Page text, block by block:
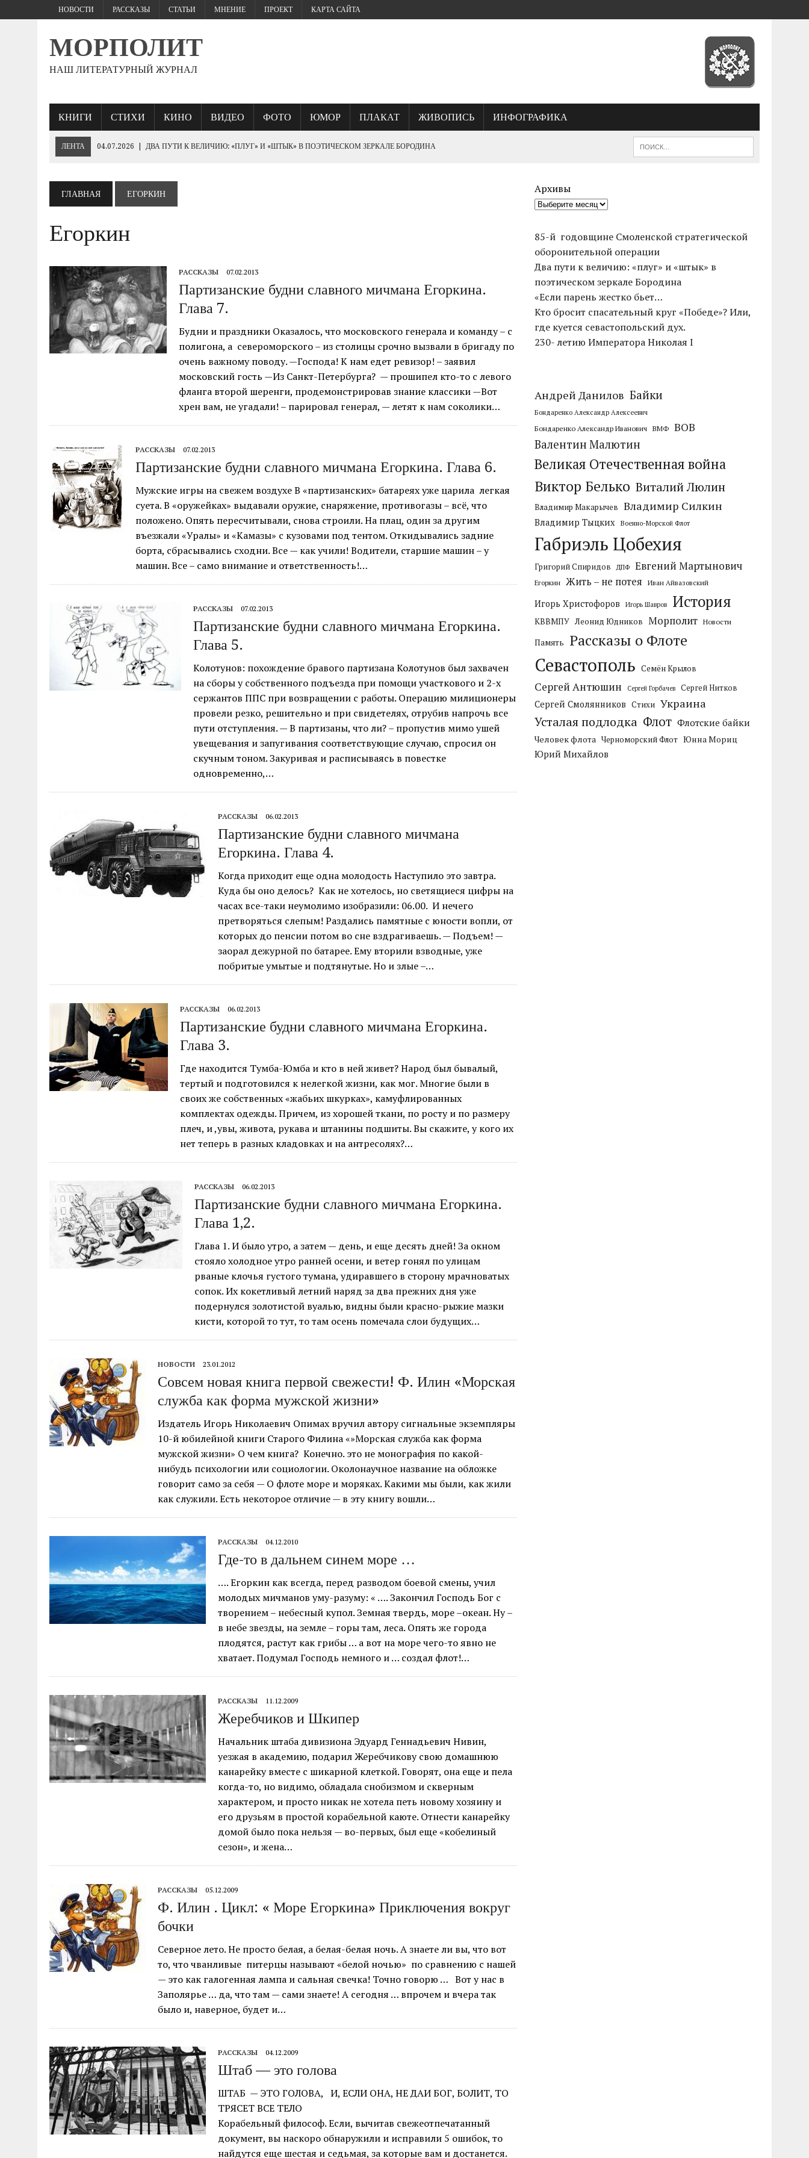
НОВОСТИ РАССКАЗЫ СТАТЬИ МНЕНИЕ ПРОЕКТ КАРТА САЙТА
МОРПОЛИТ
НАШ ЛИТЕРАТУРНЫЙ ЖУРНАЛ
КНИГИ СТИХИ КИНО ВИДЕО ФОТО ЮМОР ПЛАКАТ ЖИВОПИСЬ ИНФОГРАФИКА
ЛЕНТА 04.07.2026 ДВА ПУТИ К ВЕЛИЧИЮ: «ПЛУГ» И «ШТЫК» В ПОЭТИЧЕСКОМ ЗЕРКАЛЕ БОРОДИНА
19.06.2026 | 230- ЛЕТИЮ ИМПЕРАТОРА НИКОЛАЯ I
«ОБОРОНА СЕВАСТОПОЛЯ 1854–1855 ГГ.».
03.06.2026 | ГЕНЕРАЛ ШТУРМ: ПОЛКОВОДЧЕСКОЕ ИСКУССТВО ВАСИЛИЯ ЧУЙКОВА ПРИ ВЗЯТИИ БЕРЛИНА
04.07.2026 | 85-Й ГОДОВЩИНЕ СМОЛЕНСКОЙ СТРАТЕГИЧЕСКОЙ ОБОРОНИТЕЛЬНОЙ ОПЕРАЦИИ
ГЛАВНАЯ ЕГОРКИН
Егоркин
РАССКАЗЫ 07.02.2013
Партизанские будни славного мичмана Егоркина.
Глава 7.
Будни и праздники Оказалось, что московского генерала и команду – с
полигона, а североморского – из столицы срочно вызвали в бригаду по
очень важному поводу. —Господа! К нам едет ревизор! – заявил
московский гость —Из Санкт-Петербурга? — прошипел кто-то с левого
фланга второй шеренги, продемонстрировав знание классики —Вот
хрен вам, не угадали! – парировал генерал, — летят к нам соколики…
РАССКАЗЫ 07.02.2013
Партизанские будни славного мичмана Егоркина. Глава 6.
Мужские игры на свежем воздухе В «партизанских» батареях уже царила легкая
суета. В «оружейках» выдавали оружие, снаряжение, противогазы – всё, что
положено. Опять пересчитывали, снова строили. На плац, один за другим
въезжали «Уралы» и «Камазы» с кузовами под тентом. Откидывались задние
борта, сбрасывались сходни. Все — как учили! Водители, старшие машин – у
машин. Все – само внимание и ответственность!…
РАССКАЗЫ 07.02.2013
Партизанские будни славного мичмана Егоркина.
Глава 5.
Колотунов: похождение бравого партизана Колотунов был захвачен
на сборы у собственного подъезда при помощи участкового и 2-х
сержантов ППС при возвращении с работы. Операцию милиционеры
провели резко, решительно и при свидетелях, отрубив напрочь все
пути отступления. — В партизаны, что ли? – пропустив мимо ушей
увещевания и запугивания соответствующие случаю, спросил он
скучным тоном. Закуривая и расписываясь в повестке
одновременно,…
РАССКАЗЫ 06.02.2013
Партизанские будни славного мичмана
Егоркина. Глава 4.
Когда приходит еще одна молодость Наступило это завтра.
Куда бы оно делось? Как не хотелось, но светящиеся цифры на
часах все-таки неумолимо изобразили: 06.00. И нечего
претворяться слепым! Раздались памятные с юности вопли, от
которых до пенсии потом во сне вздрагиваешь. — Подъем! —
заорал дежурной по батарее. Ему вторили взводные, уже
побритые умытые и подтянутые. Но и злые –…
РАССКАЗЫ 06.02.2013
Партизанские будни славного мичмана Егоркина.
Глава 3.
Где находится Тумба-Юмба и кто в ней живет? Народ был бывалый,
тертый и подготовился к нелегкой жизни, как мог. Многие были в
своих же собственных «жабьих шкурках», камуфлированных
комплектах одежды. Причем, из хорошей ткани, по росту и по размеру
плеч, и ,увы, живота, рукава и штанины подшиты. Вы скажите, у кого их
нет теперь в разных кладовках и на антресолях?…
РАССКАЗЫ 06.02.2013
Партизанские будни славного мичмана Егоркина.
Глава 1,2.
Глава 1. И было утро, а затем — день, и еще десять дней! За окном
стояло холодное утро ранней осени, и ветер гонял по улицам
рваные клочья густого тумана, удиравшего в сторону мрачноватых
сопок. Их кокетливый летний наряд за два прежних дня уже
подернулся золотистой вуалью, видны были красно-рыжие мазки
кисти, которой то тут, то там осень помечала слои будущих…
НОВОСТИ 23.01.2012
Совсем новая книга первой свежести! Ф. Илин «Морская
служба как форма мужской жизни»
Издатель Игорь Николаевич Опимах вручил автору сигнальные экземпляры
10-й юбилейной книги Старого Филина «»Морская служба как форма
мужской жизни» О чем книга? Конечно. это не монография по какой-
нибудь психологии или социологии. Околонаучное название на обложке
говорит само за себя — О флоте море и моряках. Какими мы были, как жили
как служили. Есть некоторое отличие — в эту книгу вошли…
РАССКАЗЫ 04.12.2010
Где-то в дальнем синем море …
…. Егоркин как всегда, перед разводом боевой смены, учил
молодых мичманов уму-разуму: « …. Закончил Господь Бог с
творением – небесный купол. Земная твердь, море –океан. Ну –
в небе звезды, на земле – горы там, леса. Опять же города
плодятся, растут как грибы … а вот на море чего-то явно не
хватает. Подумал Господь немного и … создал флот!…
РАССКАЗЫ 11.12.2009
Жеребчиков и Шкипер
Начальник штаба дивизиона Эдуард Геннадьевич Нивин,
уезжая в академию, подарил Жеребчикову свою домашнюю
канарейку вместе с шикарной клеткой. Говорят, она еще и пела
когда-то, но видимо, обладала снобизмом и скверным
характером, и просто никак не хотела петь новому хозяину и
его друзьям в простой корабельной каюте. Отнести канарейку
домой было пока нельзя — во-первых, был еще «кобелиный
сезон», и жена…
РАССКАЗЫ 05.12.2009
Ф. Илин . Цикл: « Море Егоркина» Приключения вокруг
бочки
Северное лето. Не просто белая, а белая-белая ночь. А знаете ли вы, что вот
то, что чванливые питерцы называют «белой ночью» по сравнению с нашей
— это как галогенная лампа и сальная свечка! Точно говорю … Вот у нас в
Заполярье … да, что там — сами знаете! А сегодня … впрочем и вчера так
было и, наверное, будет и…
РАССКАЗЫ 04.12.2009
Штаб — это голова
ШТАБ — ЭТО ГОЛОВА, И, ЕСЛИ ОНА, НЕ ДАИ БОГ, БОЛИТ, ТО
ТРЯСЕТ ВСЕ ТЕЛО
Корабельный философ. Если, вычитав свежеотпечатанный
документ, вы наскоро обнаружили и ис­правили 5 ошибок, то
найдутся еще шестая и седьмая, за которые вам и доста­нется.
Архивы
85-й годовщине Смоленской стратегической
оборонительной операции
Два пути к величию: «плуг» и «штык» в
поэтическом зеркале Бородина
«Если парень жестко бьет…
Кто бросит спасательный круг «Победе»? Или,
где куется севастопольский дух.
230- летию Императора Николая I
Андрей Данилов Байки
Бондаренко Александр Алексеевич
Бондаренко Александр Иванович ВМФ ВОВ
Валентин Малютин
Великая Отечественная война
Виктор Белько Виталий Люлин
Владимир Макарычев Владимир Силкин
Владимир Тыцких Военно-Морской Флот
Габриэль Цобехия
Григорий Спиридов ДПФ Евгений Мартынович
Егоркин Жить – не потея Иван Айвазовский
Игорь Христофоров Игорь Шавров История
КВВМПУ Леонид Юдников Морполит Новости
Память Рассказы о Флоте
Севастополь Семён Крылов
Сергей Антюшин Сергей Горбачев Сергей Нитков
Сергей Смолянников Стихи Украина
Усталая подлодка Флот Флотские байки
Человек флота Черноморский Флот Юнна Мориц
Юрий Михайлов